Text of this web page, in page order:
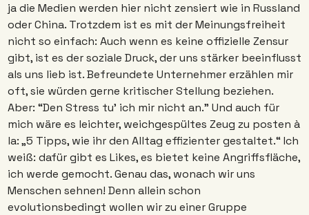
ja die Medien werden hier nicht zensiert wie in Russland
oder China. Trotzdem ist es mit der Meinungsfreiheit
nicht so einfach: Auch wenn es keine offizielle Zensur
gibt, ist es der soziale Druck, der uns stärker beeinflusst
als uns lieb ist. Befreundete Unternehmer erzählen mir
oft, sie würden gerne kritischer Stellung beziehen.
Aber: “Den Stress tu’ ich mir nicht an.” Und auch für
mich wäre es leichter, weichgespültes Zeug zu posten à
la: „5 Tipps, wie ihr den Alltag effizienter gestaltet.“ Ich
weiß: dafür gibt es Likes, es bietet keine Angriffsfläche,
ich werde gemocht. Genau das, wonach wir uns
Menschen sehnen! Denn allein schon
evolutionsbedingt wollen wir zu einer Gruppe